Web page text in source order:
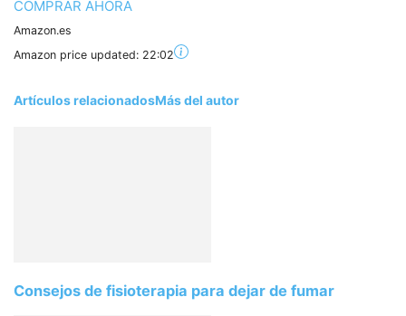
COMPRAR AHORA
Amazon.es
Amazon price updated: 22:02
Artículos relacionadosMás del autor
Consejos de fisioterapia para dejar de fumar